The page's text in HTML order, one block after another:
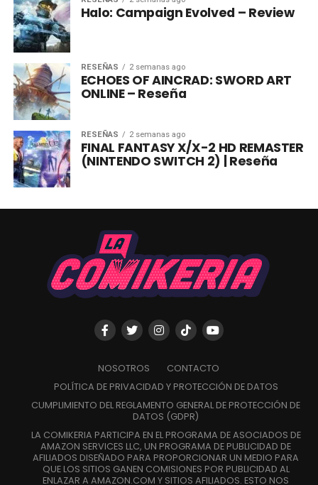
Halo: Campaign Evolved – Review
RESEÑAS 2 semanas ago
ECHOES OF AINCRAD: SWORD ART
ONLINE – Reseña
RESEÑAS 2 semanas ago
FINAL FANTASY X/X-2 HD REMASTER
(NINTENDO SWITCH 2) | Reseña
NOSOTROS
CONTACTO
POLÍTICA DE PRIVACIDAD Y PROTECCIÓN DE DATOS
CUMPLIMIENTO DEL REGLAMENTO GENERAL DE PROTECCIÓN DE
DATOS (GDPR)
LA COMIKERIA PARTICIPA EN EL PROGRAMA DE ASOCIADOS DE
AMAZON SERVICES LLC, UN PROGRAMA DE PUBLICIDAD DE
AFILIADOS DISEÑADO PARA PROPORCIONAR UN MEDIO PARA
QUE LOS SITIOS GANEN COMISIONES POR PUBLICIDAD AL
ENLAZAR A AMAZON.COM Y SITIOS AFILIADOS. ESTO NOS